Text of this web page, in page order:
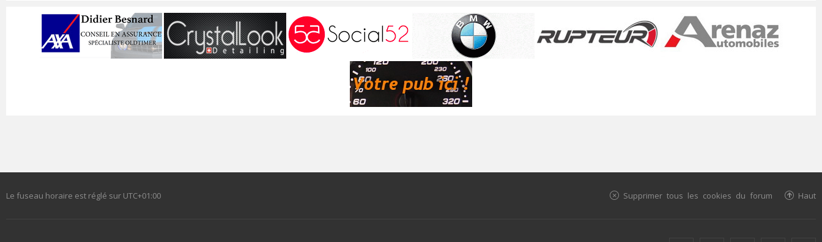
Le fuseau horaire est réglé sur UTC+01:00 Haut
Supprimer tous les cookies du forum